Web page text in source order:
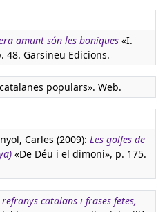
amunt són les boniques «I.
48. Garsineu Edicions.
populars». Web.
Carles (2009): Les golfes de
«De Déu i el dimoni», p. 175.
catalans i frases fetes,